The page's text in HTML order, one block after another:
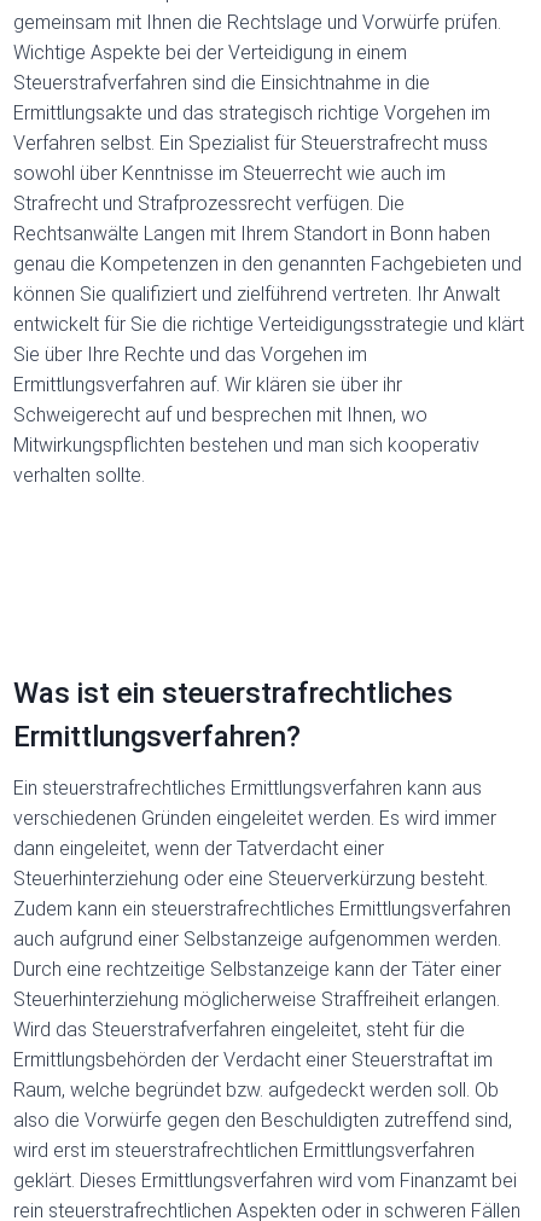
gemeinsam mit Ihnen die Rechtslage und Vorwürfe prüfen.
Wichtige Aspekte bei der Verteidigung in einem
Steuerstrafverfahren sind die Einsichtnahme in die
Ermittlungsakte und das strategisch richtige Vorgehen im
Verfahren selbst. Ein Spezialist für Steuerstrafrecht muss
sowohl über Kenntnisse im Steuerrecht wie auch im
Strafrecht und Strafprozessrecht verfügen. Die
Rechtsanwälte Langen mit Ihrem Standort in Bonn haben
genau die Kompetenzen in den genannten Fachgebieten und
können Sie qualifiziert und zielführend vertreten. Ihr Anwalt
entwickelt für Sie die richtige Verteidigungsstrategie und klärt
Sie über Ihre Rechte und das Vorgehen im
Ermittlungsverfahren auf. Wir klären sie über ihr
Schweigerecht auf und besprechen mit Ihnen, wo
Mitwirkungspflichten bestehen und man sich kooperativ
verhalten sollte.
Was ist ein steuerstrafrechtliches
Ermittlungsverfahren?
Ein steuerstrafrechtliches Ermittlungsverfahren kann aus
verschiedenen Gründen eingeleitet werden. Es wird immer
dann eingeleitet, wenn der Tatverdacht einer
Steuerhinterziehung oder eine Steuerverkürzung besteht.
Zudem kann ein steuerstrafrechtliches Ermittlungsverfahren
auch aufgrund einer Selbstanzeige aufgenommen werden.
Durch eine rechtzeitige Selbstanzeige kann der Täter einer
Steuerhinterziehung möglicherweise Straffreiheit erlangen.
Wird das Steuerstrafverfahren eingeleitet, steht für die
Ermittlungsbehörden der Verdacht einer Steuerstraftat im
Raum, welche begründet bzw. aufgedeckt werden soll. Ob
also die Vorwürfe gegen den Beschuldigten zutreffend sind,
wird erst im steuerstrafrechtlichen Ermittlungsverfahren
geklärt. Dieses Ermittlungsverfahren wird vom Finanzamt bei
rein steuerstrafrechtlichen Aspekten oder in schweren Fällen